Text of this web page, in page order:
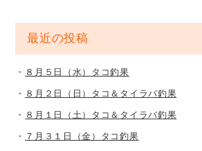
最近の投稿
８月５日（水）タコ釣果
８月２日（日）タコ＆タイラバ釣果
８月１日（土）タコ＆タイラバ釣果
７月３１日（金）タコ釣果